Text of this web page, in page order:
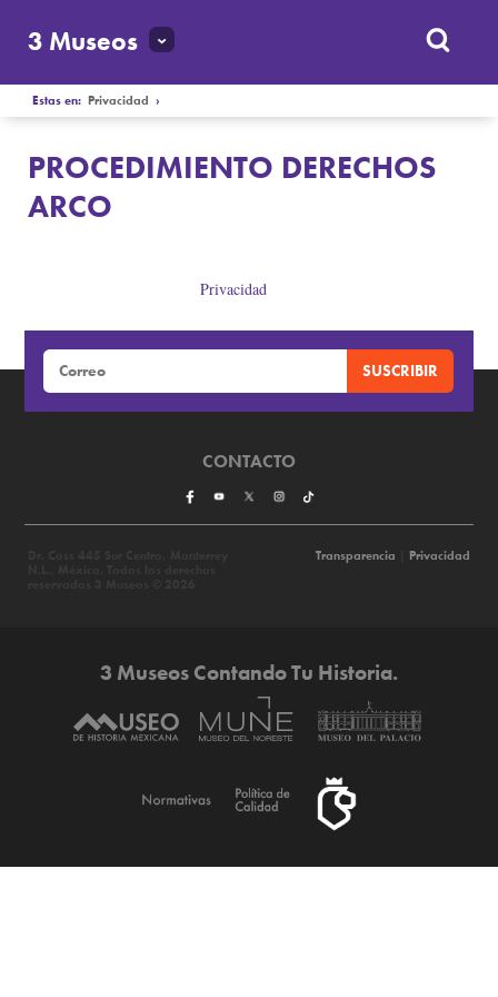
3 Museos
Estas en:Privacidad ›
PROCEDIMIENTO DERECHOS
ARCO
Privacidad
PROCEDIMIENTO DERECHOS ARCO
CONTACTO
Transparencia Privacidad
3 Museos Contando Tu Historia.